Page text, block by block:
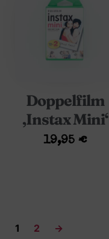
Doppelfilm
‚Instax Mini‘
19,95 €
1 2 →